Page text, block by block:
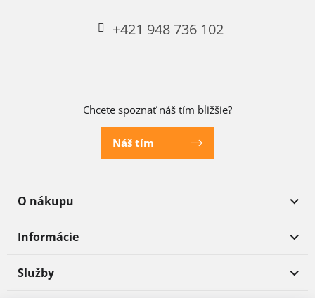
+421 948 736 102
Chcete spoznať náš tím bližšie?
Náš tím
O nákupu
Informácie
Služby